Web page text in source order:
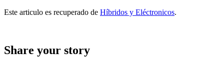
Este articulo es recuperado de Híbridos y Eléctronicos.
Share your story